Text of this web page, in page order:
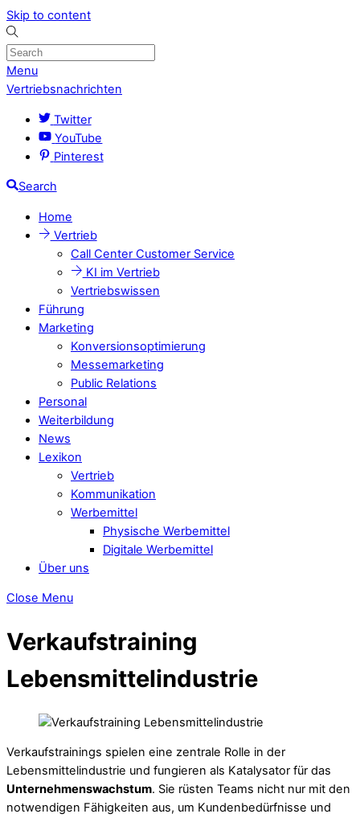
Skip to content
Menu
Vertriebsnachrichten
Twitter
YouTube
Pinterest
Search
Home
Vertrieb
Call Center Customer Service
KI im Vertrieb
Vertriebswissen
Führung
Marketing
Konversionsoptimierung
Messemarketing
Public Relations
Personal
Weiterbildung
News
Lexikon
Vertrieb
Kommunikation
Werbemittel
Physische Werbemittel
Digitale Werbemittel
Über uns
Close Menu
Verkaufstraining
Lebensmittelindustrie
Verkaufstrainings spielen eine zentrale Rolle in der
Lebensmittelindustrie und fungieren als Katalysator für das
Unternehmenswachstum. Sie rüsten Teams nicht nur mit den
notwendigen Fähigkeiten aus, um Kundenbedürfnisse und